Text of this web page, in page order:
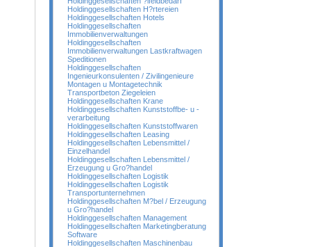
Holdinggesellschaften H?rtereien
Holdinggesellschaften Hotels
Holdinggesellschaften
Immobilienverwaltungen
Holdinggesellschaften
Immobilienverwaltungen Lastkraftwagen
Speditionen
Holdinggesellschaften
Ingenieurkonsulenten / Zivilingenieure
Montagen u Montagetechnik
Transportbeton Ziegeleien
Holdinggesellschaften Krane
Holdinggesellschaften Kunststoffbe- u -
verarbeitung
Holdinggesellschaften Kunststoffwaren
Holdinggesellschaften Leasing
Holdinggesellschaften Lebensmittel /
Einzelhandel
Holdinggesellschaften Lebensmittel /
Erzeugung u Gro?handel
Holdinggesellschaften Logistik
Holdinggesellschaften Logistik
Transportunternehmen
Holdinggesellschaften M?bel / Erzeugung
u Gro?handel
Holdinggesellschaften Management
Holdinggesellschaften Marketingberatung
Software
Holdinggesellschaften Maschinenbau